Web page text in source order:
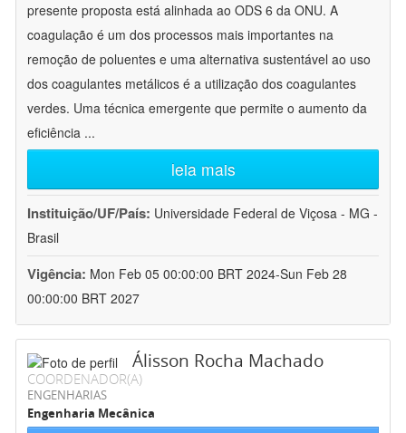
presente proposta está alinhada ao ODS 6 da ONU. A
coagulação é um dos processos mais importantes na
remoção de poluentes e uma alternativa sustentável ao uso
dos coagulantes metálicos é a utilização dos coagulantes
verdes. Uma técnica emergente que permite o aumento da
eficiência ...
leia mais
Instituição/UF/País: Universidade Federal de Viçosa - MG -
Brasil
Vigência: Mon Feb 05 00:00:00 BRT 2024-Sun Feb 28
00:00:00 BRT 2027
Álisson Rocha Machado
COORDENADOR(A)
ENGENHARIAS
Engenharia Mecânica